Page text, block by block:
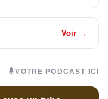
Voir →
VOTRE PODCAST ICI